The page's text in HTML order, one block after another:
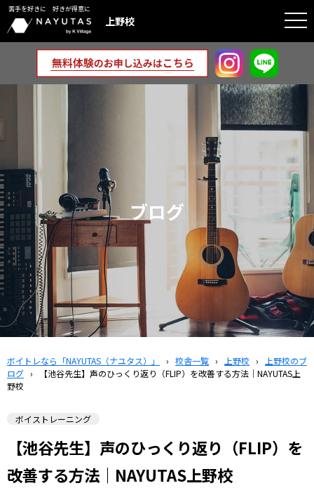
苦手を好きに 好きが得意に
上野校
ブログ
ボイトレなら「NAYUTAS（ナユタス）」 › 校舎一覧 › 上野校 ›
上野校のブ
ログ ›
【池谷先生】声のひっくり返り（FLIP）を改善する方法｜NAYUTAS上
野校
ボイストレーニング
【池谷先生】声のひっくり返り（FLIP）を
改善する方法｜NAYUTAS上野校